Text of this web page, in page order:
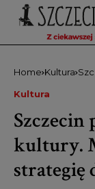
Home Kultura
Kultura
Szczecin
kultury.
strategię